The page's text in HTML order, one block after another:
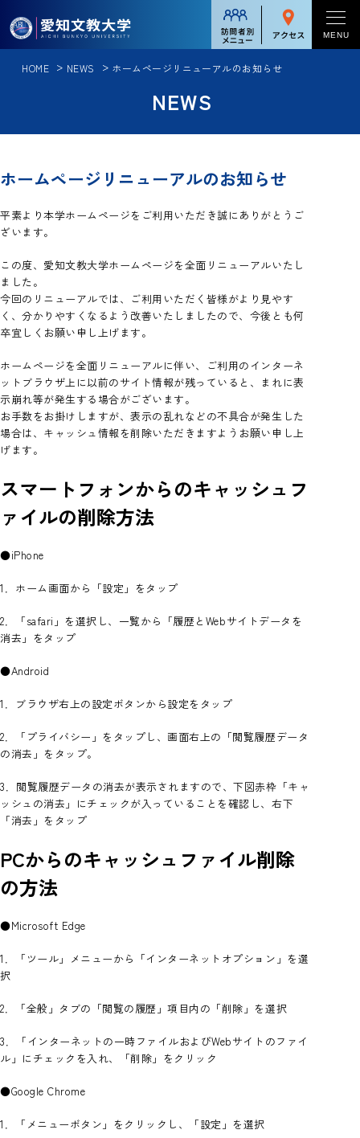
対象者別メニュー
卒業生の方
企業・一般の方
MENU
学校案内
学校法人足立学園について
アクセス
人文総合コース
教員養成コース
教員紹介
留学生向けガイド
大学院 国際文化研究科
入試日程
大学入学共通テスト
受験者への注意事項
奨学金制度
留学・国際交流
短期語学プログラム[中国語]
認定校留学プログラム[英語]
交換留学プログラム[中国語]
留学体験記
就職・進路
就職・進路一覧
キャリアサポート
就職実績
内定者の声
キャンパスライフ
カレンダー
施設紹介
学生寮・住宅費助成制度
図書館
お知らせ
「ことば」を学ぶ、逆転力教育について
イベント お問い合わせ
HOME NEWS ホームページリニューアルのお知らせ
NEWS
ホームページリニューアルのお知らせ
平素より本学ホームページをご利用いただき誠にありがとうご
ざいます。
この度、愛知文教大学ホームページを全面リニューアルいたし
ました。
今回のリニューアルでは、ご利用いただく皆様がより見やす
く、分かりやすくなるよう改善いたしましたので、今後とも何
卒宜しくお願い申し上げます。
ホームページを全面リニューアルに伴い、ご利用のインターネ
ットブラウザ上に以前のサイト情報が残っていると、まれに表
示崩れ等が発生する場合がございます。
お手数をお掛けしますが、表示の乱れなどの不具合が発生した
場合は、キャッシュ情報を削除いただきますようお願い申し上
げます。
スマートフォンからのキャッシュフ
ァイルの削除方法
●iPhone
1．ホーム画面から「設定」をタップ
2．「safari」を選択し、一覧から「履歴とWebサイトデータを
消去」をタップ
●Android
1．ブラウザ右上の設定ボタンから設定をタップ
2．「プライバシー」をタップし、画面右上の「閲覧履歴データ
の消去」をタップ。
3．閲覧履歴データの消去が表示されますので、下図赤枠「キャ
ッシュの消去」にチェックが入っていることを確認し、右下
「消去」をタップ
PCからのキャッシュファイル削除
の方法
●Microsoft Edge
1．「ツール」メニューから「インターネットオプション」を選
択
2．「全般」タブの「閲覧の履歴」項目内の「削除」を選択
3．「インターネットの一時ファイルおよびWebサイトのファイ
ル」にチェックを入れ、「削除」をクリック
●Google Chrome
1．「メニューボタン」をクリックし、「設定」を選択